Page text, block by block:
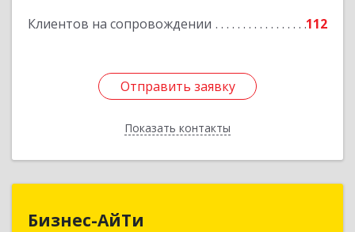
Клиентов на сопровождении 112
Отправить заявку
Показать контакты
Отправить заявку
Назад
Бизнес-АйТи